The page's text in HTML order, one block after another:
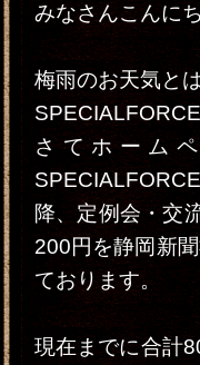
みなさんこんに
梅雨のお天気と
さてホーム
降、定例会・交
200円を静岡新
ております。
現在までに合計